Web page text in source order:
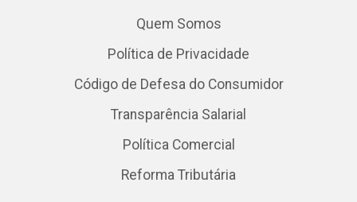
Quem Somos
Política de Privacidade
Código de Defesa do Consumidor
Transparência Salarial
Política Comercial
Reforma Tributária